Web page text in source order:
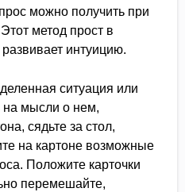
можно получить при
метод прост в
интуицию.
ситуация или
на мысли о нем,
сядьте за стол,
на картоне возможные
Положите карточки
перемешайте,